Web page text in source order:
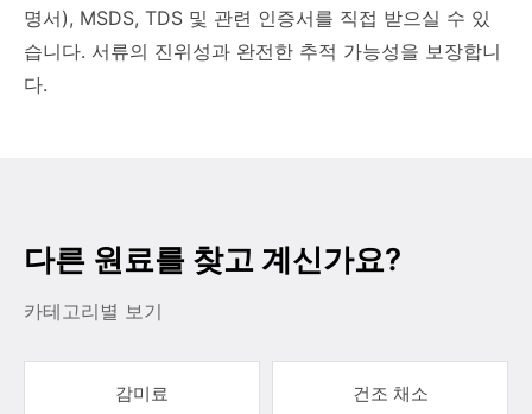
명서), MSDS, TDS 및 관련 인증서를 직접 받으실 수 있
습니다. 서류의 진위성과 완전한 추적 가능성을 보장합니
다.
다른 원료를 찾고 계신가요?
카테고리별 보기
감미료 건조 채소